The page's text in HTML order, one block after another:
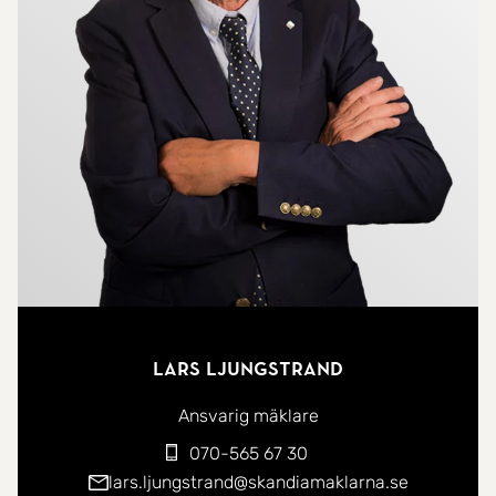
från tomten.
Husets standard och planlösning
Huset (18 kvm) är högt beläget på tomten och från
den stora altanen i söder har man utsikt mot havet
och med sol i princip hela dagen. Huset är
välplanerat och ytorna är väl utnyttjade. När man
kommer möts man av ett kombinerat kök och
allrum. Till höger om entrén finns en sovavdelning
Ägaren kan överlåta delar av bohaget om så
Övriga hus
Lars Ljungstrand
Ansvarig mäklare
070-565 67 30
lars.ljungstrand@skandiamaklarna.se